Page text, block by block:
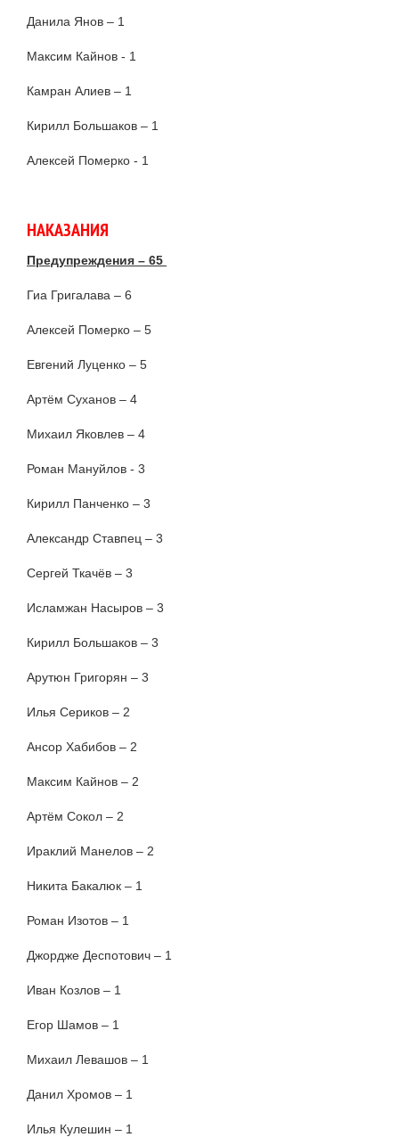
Данила Янов – 1
Максим Кайнов - 1
Камран Алиев – 1
Кирилл Большаков – 1
Алексей Померко - 1
НАКАЗАНИЯ
Предупреждения – 65
Гиа Григалава – 6
Алексей Померко – 5
Евгений Луценко – 5
Артём Суханов – 4
Михаил Яковлев – 4
Роман Мануйлов - 3
Кирилл Панченко – 3
Александр Ставпец – 3
Сергей Ткачёв – 3
Исламжан Насыров – 3
Кирилл Большаков – 3
Арутюн Григорян – 3
Илья Сериков – 2
Ансор Хабибов – 2
Максим Кайнов – 2
Артём Сокол – 2
Ираклий Манелов – 2
Никита Бакалюк – 1
Роман Изотов – 1
Джордже Деспотович – 1
Иван Козлов – 1
Егор Шамов – 1
Михаил Левашов – 1
Данил Хромов – 1
Илья Кулешин – 1